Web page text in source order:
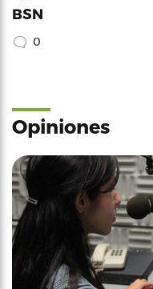
BSN
0
Opiniones